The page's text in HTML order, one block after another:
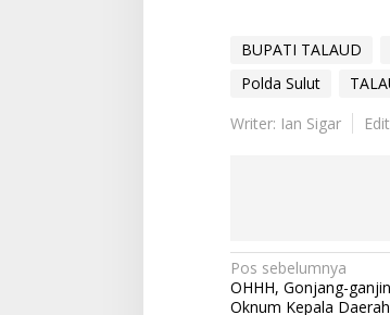
BUPATI TALAUD
Polda Sulut
Writer: Ian Sigar
Navigasi
pos
Pos sebelumnya
OHHH, Gonjang-
Oknum Kepala